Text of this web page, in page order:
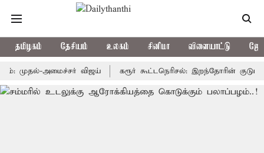
தமிழகம் தேசியம் உலகம் சினிமா விளையாட்டு
அமைச்சர் விஜய் கரூர் கூட்டநெரிசல்: இறந்தோரின்